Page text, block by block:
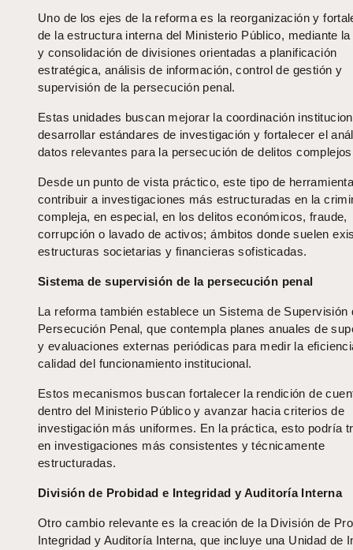
Uno de los ejes de la reforma es la reorganización y
de la estructura interna del Ministerio Público, mediante
y consolidación de divisiones orientadas a planificación
estratégica, análisis de información, control de gestión y
supervisión de la persecución penal.
Estas unidades buscan mejorar la coordinación
desarrollar estándares de investigación y fortalecer el
datos relevantes para la persecución de delitos
Desde un punto de vista práctico, este tipo de
contribuir a investigaciones más estructuradas en la
compleja, en especial, en los delitos económicos, fraude,
corrupción o lavado de activos; ámbitos donde suelen
estructuras societarias y financieras sofisticadas.
Sistema de supervisión de la persecución penal
La reforma también establece un Sistema de Supervisión
Persecución Penal, que contempla planes anuales de
y evaluaciones externas periódicas para medir la
calidad del funcionamiento institucional.
Estos mecanismos buscan fortalecer la rendición de
dentro del Ministerio Público y avanzar hacia criterios de
investigación más uniformes. En la práctica, esto podría
en investigaciones más consistentes y técnicamente
estructuradas.
División de Probidad e Integridad y Auditoría Interna
Otro cambio relevante es la creación de la División de
Integridad y Auditoría Interna, que incluye una Unidad de